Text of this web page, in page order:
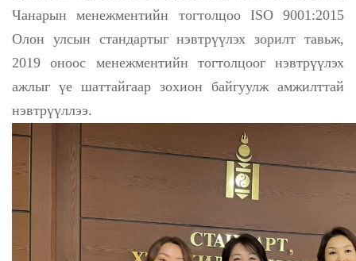
Чанарын менежментийн тогтолцоо ISO 9001:2015
Олон улсын стандартыг нэвтрүүлэх зорилт тавьж,
2019 оноос менежментийн тогтолцоог нэвтрүүлэх
ажлыг үе шаттайгаар зохион байгуулж амжилттай
нэвтрүүллээ.